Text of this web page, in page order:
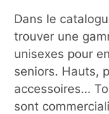
Dans le
trouver une
unisexes pour
seniors. Hauts,
accessoires…
sont